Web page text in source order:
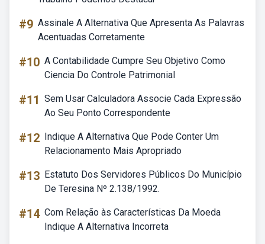
#9 Assinale A Alternativa Que Apresenta As Palavras
Acentuadas Corretamente
#10 A Contabilidade Cumpre Seu Objetivo Como
Ciencia Do Controle Patrimonial
#11 Sem Usar Calculadora Associe Cada Expressão
Ao Seu Ponto Correspondente
#12 Indique A Alternativa Que Pode Conter Um
Relacionamento Mais Apropriado
#13 Estatuto Dos Servidores Públicos Do Município
De Teresina Nº 2.138/1992.
#14 Com Relação às Características Da Moeda
Indique A Alternativa Incorreta